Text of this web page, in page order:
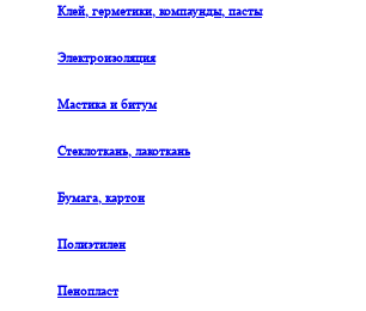
Клей, герметики, компаунды, пасты
Электроизоляция
Мастика и битум
Стеклоткань, лакоткань
Бумага, картон
Полиэтилен
Пенопласт